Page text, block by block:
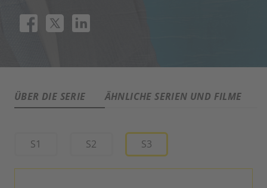
ÜBER DIE SERIE ÄHNLICHE SERIEN UND FILME
S1 S2 S3